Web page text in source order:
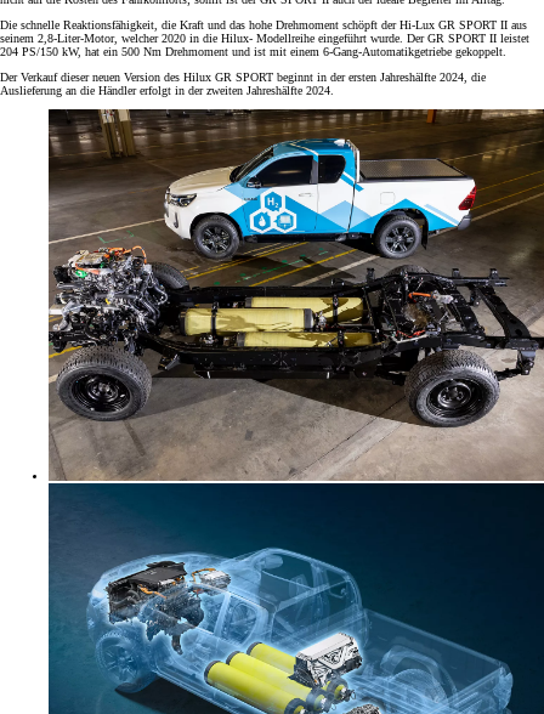
Die schnelle Reaktionsfähigkeit, die Kraft und das hohe Drehmoment schöpft der Hi-Lux GR SPORT II aus
seinem 2,8-Liter-Motor, welcher 2020 in die Hilux- Modellreihe eingeführt wurde. Der GR SPORT II leistet
204 PS/150 kW, hat ein 500 Nm Drehmoment und ist mit einem 6-Gang-Automatikgetriebe gekoppelt.
Der Verkauf dieser neuen Version des Hilux GR SPORT beginnt in der ersten Jahreshälfte 2024, die
Auslieferung an die Händler erfolgt in der zweiten Jahreshälfte 2024.